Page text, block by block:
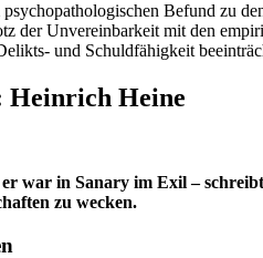
Befund zu
der Unvereinbarkeit mit den
und Schuldfähigkeit
Heinrich Heine
war in Sanary im Exil –
zu wecken.